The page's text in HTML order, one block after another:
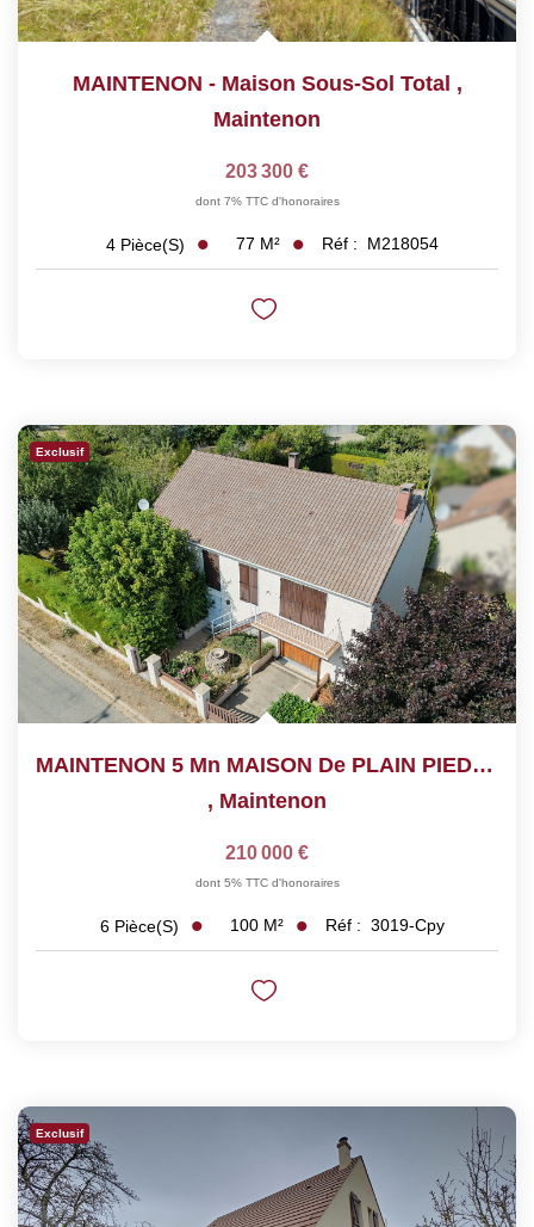
MAINTENON - Maison Sous-Sol Total ,
Maintenon
203 300 €
dont 7% TTC d'honoraires
4 Pièce(s) 77 M² Réf : M218054
Exclusif
MAINTENON 5 Mn MAISON De PLAIN PIED Sur Sous-Sol
, Maintenon
210 000 €
dont 5% TTC d'honoraires
6 Pièce(s) 100 M² Réf : 3019-Cpy
Exclusif